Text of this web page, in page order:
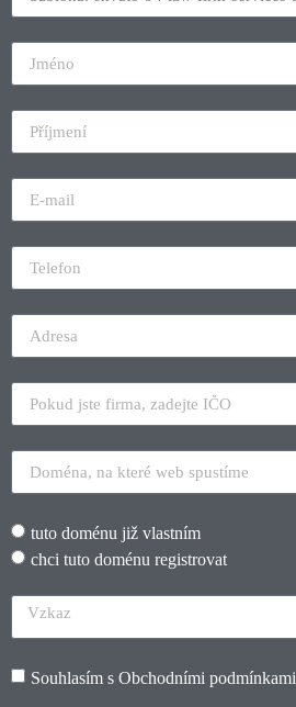
tuto doménu již vlastním
chci tuto doménu registrovat
Souhlasím s Obchodními podmínkami